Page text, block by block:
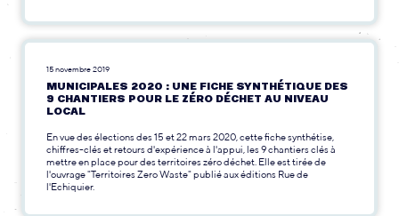
15 novembre 2019
MUNICIPALES 2020 : UNE FICHE SYNTHÉTIQUE DES
9 CHANTIERS POUR LE ZÉRO DÉCHET AU NIVEAU
LOCAL
En vue des élections des 15 et 22 mars 2020, cette fiche synthétise,
chiffres-clés et retours d'expérience à l'appui, les 9 chantiers clés à
mettre en place pour des territoires zéro déchet. Elle est tirée de
l'ouvrage "Territoires Zero Waste" publié aux éditions Rue de
l'Echiquier.